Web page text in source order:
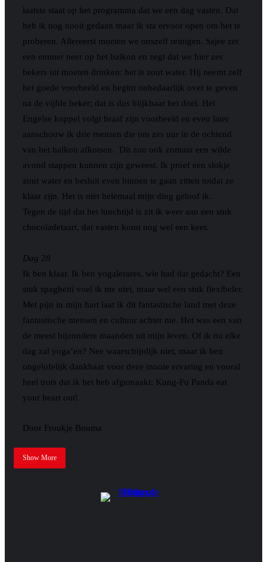
laatste staat op het programma dat we een dag vasten. Dat
heb ik nog nooit gedaan maar ik sta ervoor open om het te
proberen. Allereerst moeten we onszelf reinigen. Sajee zet
een emmer neer op het balkon en zegt dat we hier zes
bekers uit moeten drinken: het is zout water. Hij neemt zelf
het goede voorbeeld en begint onbedaarlijk over te geven
na de vijfde beker; dat is dus blijkbaar het doel. Het
Engelse koppel volgt braaf zijn voorbeeld en even later
aanschouw ik drie mensen die om zes uur in de ochtend
van het balkon afkotsen.
Dit zou ook zomaar een wilde
avond stappen kunnen zijn geweest. Ik proef een slokje
zout water en besluit even binnen te gaan zitten totdat ze
klaar zijn. Het is niet helemaal mijn ding geloof ik.
Tegen de tijd dat het lunchtijd is zit ik weer aan een stuk
chocoladetaart, dat vasten komt nog wel een keer.
Dag 28
Ik ben klaar. Ik ben yogalerares, wie had dat gedacht? Een
stuk spaghetti voel ik me niet, maar wel een stuk flexibeler.
Met pijn in mijn hart laat ik dit fantastische land met deze
fantastische mensen en cultuur achter me. Het was een van
de meest bijzondere maanden uit mijn leven. Of ik nu elke
dag zal yoga’en? Nee waarschijnlijk niet, maar ik ben
ongelofelijk dankbaar voor deze mooie ervaring en vooral
heel trots dat ik het heb afgemaakt: Kung-Fu Panda eat
your heart out!
Door Froukje Bouma
Show More